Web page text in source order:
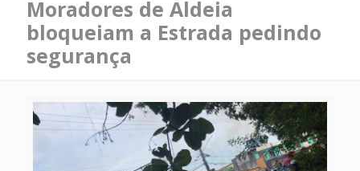
Moradores de Aldeia
bloqueiam a Estrada pedindo
segurança